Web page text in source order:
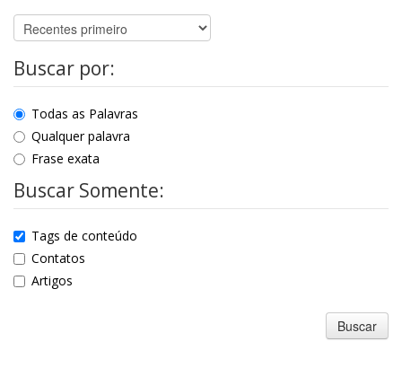
Buscar por:
Todas as Palavras
Qualquer palavra
Frase exata
Buscar Somente:
Tags de conteúdo
Contatos
Artigos
Buscar